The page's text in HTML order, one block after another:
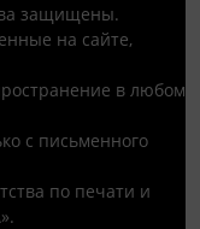
защищены.
на сайте,
в любом
с письменного
по печати и